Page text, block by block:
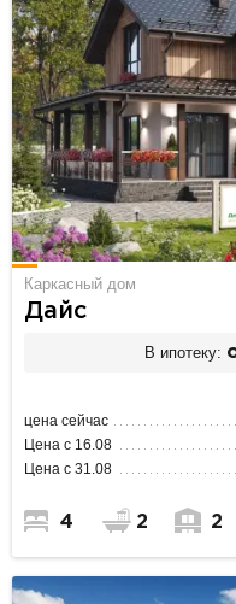
Каркасный дом
Дайс
В ипотеку:
цена сейчас
Цена с 16.08
Цена с 31.08
4 2 2